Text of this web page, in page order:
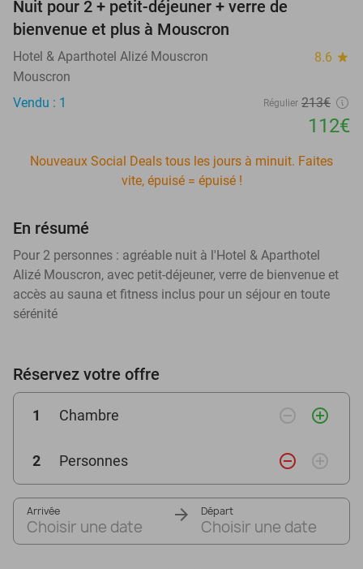
Nuit pour 2 + petit-déjeuner + verre de
bienvenue et plus à Mouscron
Hotel & Aparthotel Alizé Mouscron 8.6 star
Mouscron
Vendu : 1
Régulier 213€
112€
Nouveaux Social Deals tous les jours à minuit. Faites
vite, épuisé = épuisé !
En résumé
Pour 2 personnes : agréable nuit à l'Hotel & Aparthotel
Alizé Mouscron, avec petit-déjeuner, verre de bienvenue et
accès au sauna et fitness inclus pour un séjour en toute
sérénité
Réservez votre offre
1 Chambre remove_circle_outline add_circle_outline
2 Personnes remove_circle_outline add_circle_outline
Arrivée
Choisir une date
Départ
Choisir une date